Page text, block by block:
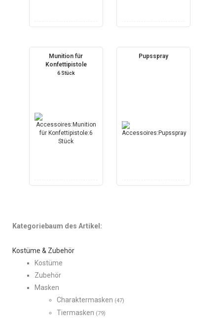
Munition für
Konfettipistole
6 Stück
Pupsspray
Kategoriebaum des Artikel:
Kostüme & Zubehör
Kostüme
Zubehör
Masken
Charaktermasken (47)
Tiermasken (79)